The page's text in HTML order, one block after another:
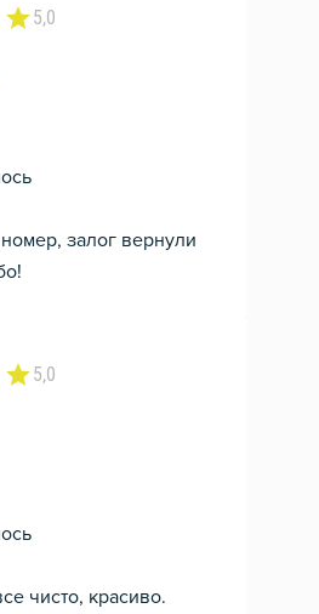
5,0
залог вернули
5,0
чисто, красиво.